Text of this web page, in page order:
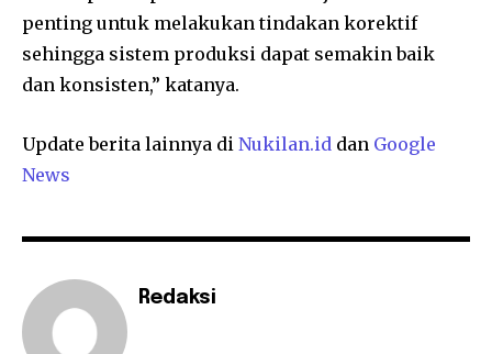
penting untuk melakukan tindakan korektif
sehingga sistem produksi dapat semakin baik
dan konsisten,” katanya.
Update berita lainnya di Nukilan.id dan Google
News
Redaksi